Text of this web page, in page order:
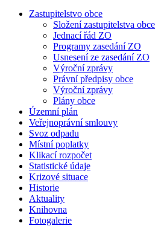
Zastupitelstvo obce
Složení zastupitelstva obce
Jednací řád ZO
Programy zasedání ZO
Usnesení ze zasedání ZO
Výroční zprávy
Právní předpisy obce
Výroční zprávy
Plány obce
Územní plán
Veřejnoprávní smlouvy
Svoz odpadu
Místní poplatky
Klikací rozpočet
Statistické údaje
Krizové situace
Historie
Aktuality
Knihovna
Fotogalerie